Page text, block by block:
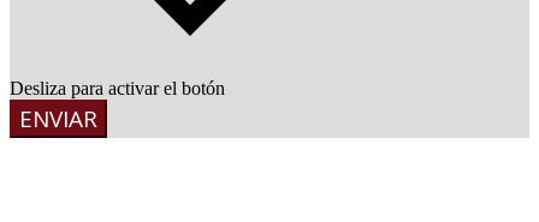
Desliza para activar el botón
ENVIAR